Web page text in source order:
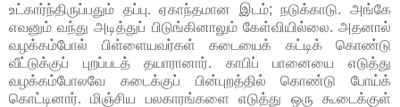
உட்கார்ந்திருப்பதும் தப்பு. ஏகாந்தமான இடம்; நடுக்காடு. அங்கே
எவனும் வந்து அடித்துப் பிடுங்கினாலும் கேள்வியில்லை. அதனால்
வழக்கம்போல் பிள்ளையவர்கள் கடையைக் கட்டிக் கொண்டு
வீட்டுக்குப் புறப்படத் தயாரானார். காபிப் பானையை எடுத்து
வழக்கம்போலவே கடைக்குப் பின்புறத்தில் கொண்டு போய்க்
கொட்டினார். மிஞ்சிய பலகாரங்களை எடுத்து ஒரு கூடைக்குள்